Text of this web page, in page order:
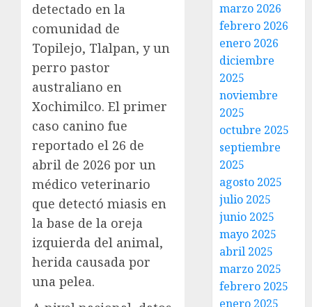
detectado en la
comunidad de
Topilejo, Tlalpan, y un
perro pastor
australiano en
Xochimilco. El primer
caso canino fue
reportado el 26 de
abril de 2026 por un
médico veterinario
que detectó miasis en
la base de la oreja
izquierda del animal,
herida causada por
una pelea.
marzo 2026
febrero 2026
enero 2026
diciembre
2025
noviembre
2025
octubre 2025
septiembre
2025
agosto 2025
julio 2025
junio 2025
mayo 2025
abril 2025
marzo 2025
febrero 2025
enero 2025